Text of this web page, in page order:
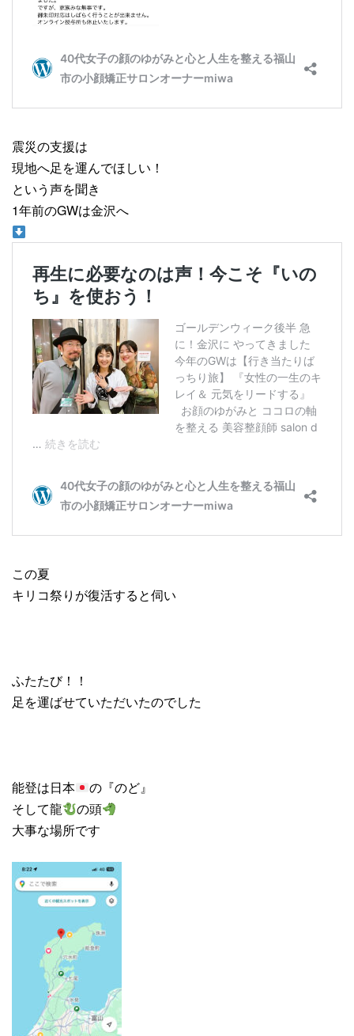
震災の支援は
現地へ足を運んでほしい！
という声を聞き
1年前のGWは金沢へ
この夏
キリコ祭りが復活すると伺い
ふたたび！！
足を運ばせていただいたのでした
能登は日本
の『のど』
そして龍
の頭
大事な場所です